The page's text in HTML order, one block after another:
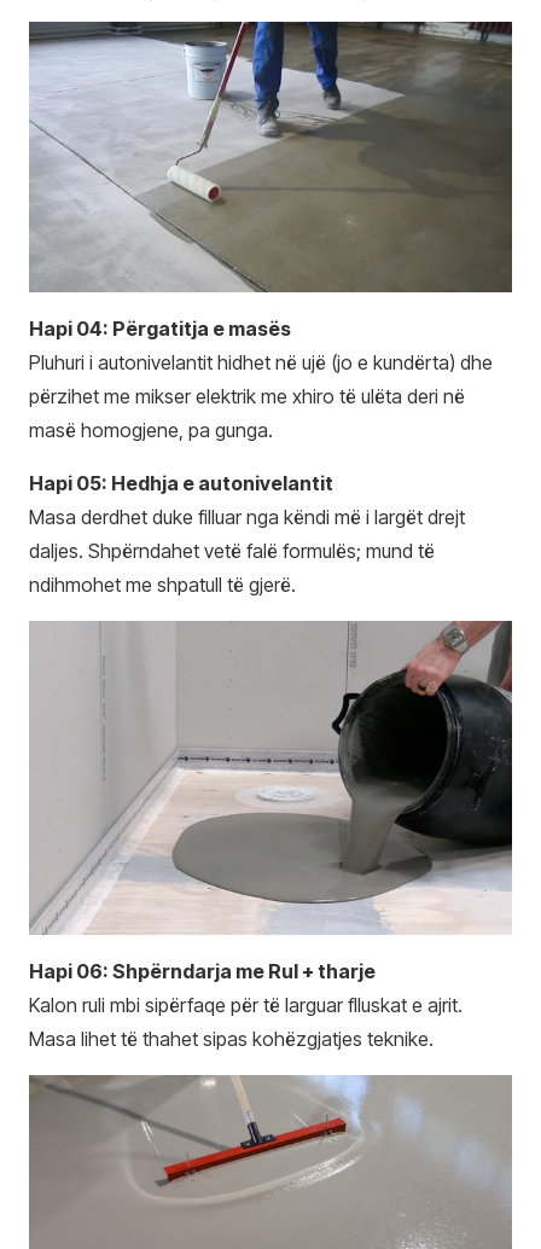
Hapi 04: Përgatitja e masës
Pluhuri i autonivelantit hidhet në ujë (jo e kundërta) dhe
përzihet me mikser elektrik me xhiro të ulëta deri në
masë homogjene, pa gunga.
Hapi 05: Hedhja e autonivelantit
Masa derdhet duke filluar nga këndi më i largët drejt
daljes. Shpërndahet vetë falë formulës; mund të
ndihmohet me shpatull të gjerë.
Hapi 06: Shpërndarja me Rul + tharje
Kalon ruli mbi sipërfaqe për të larguar flluskat e ajrit.
Masa lihet të thahet sipas kohëzgjatjes teknike.